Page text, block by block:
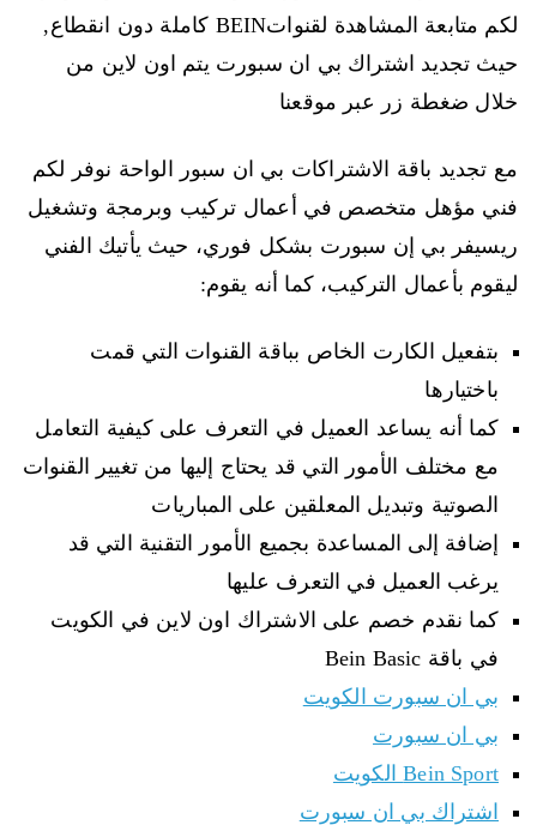
لكم متابعة المشاهدة لقنواتBEIN كاملة دون انقطاع,
حيث تجديد اشتراك بي ان سبورت يتم اون لاين من
خلال ضغطة زر عبر موقعنا
مع تجديد باقة الاشتراكات بي ان سبور الواحة نوفر لكم
فني مؤهل متخصص في أعمال تركيب وبرمجة وتشغيل
ريسيفر بي إن سبورت بشكل فوري، حيث يأتيك الفني
ليقوم بأعمال التركيب، كما أنه يقوم:
بتفعيل الكارت الخاص بباقة القنوات التي قمت
باختيارها
كما أنه يساعد العميل في التعرف على كيفية التعامل
مع مختلف الأمور التي قد يحتاج إليها من تغيير القنوات
الصوتية وتبديل المعلقين على المباريات
إضافة إلى المساعدة بجميع الأمور التقنية التي قد
يرغب العميل في التعرف عليها
كما نقدم خصم على الاشتراك اون لاين في الكويت
في باقة Bein Basic
بي ان سبورت الكويت
بي ان سبورت
Bein Sport الكويت
اشتراك بي ان سبورت